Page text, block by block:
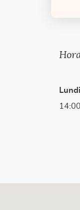
Lundi
14:00